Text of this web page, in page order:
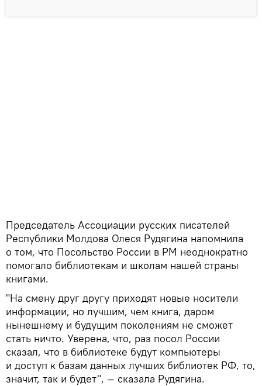
Председатель Ассоциации русских писателей
Республики Молдова Олеся Рудягина напомнила
о том, что Посольство России в РМ неоднократно
помогало библиотекам и школам нашей страны
книгами.
"На смену друг другу приходят новые носители
информации, но лучшим, чем книга, даром
нынешнему и будущим поколениям не сможет
стать ничто. Уверена, что, раз посол России
сказал, что в библиотеке будут компьютеры
и доступ к базам данных лучших библиотек РФ, то,
значит, так и будет", — сказала Рудягина.